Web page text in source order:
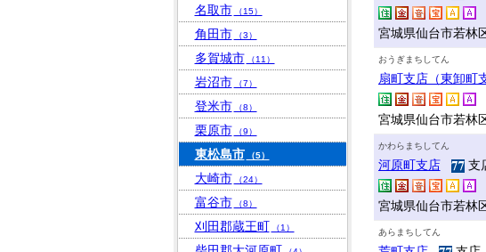
宮城県仙台市若林
おうぎまちしてん
扇町支店（東卸町
宮城県仙台市若林
かわらまちしてん
河原町支店
支
宮城県仙台市若林
あらまちしてん
名取市 （15）
角田市 （3）
多賀城市 （11）
岩沼市 （7）
登米市 （8）
栗原市 （9）
東松島市 （5）
大崎市 （24）
富谷市 （8）
刈田郡蔵王町 （1）